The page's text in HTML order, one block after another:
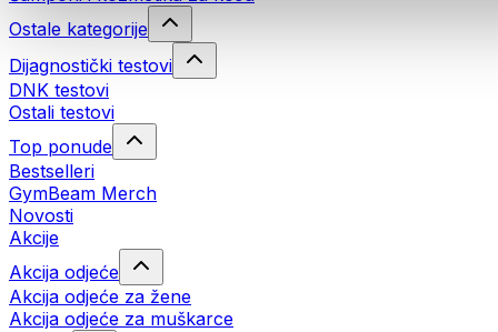
Ostale kategorije
Dijagnostički testovi
DNK testovi
Ostali testovi
Top ponude
Bestselleri
GymBeam Merch
Novosti
Akcije
Akcija odjeće
Akcija odjeće za žene
Akcija odjeće za muškarce